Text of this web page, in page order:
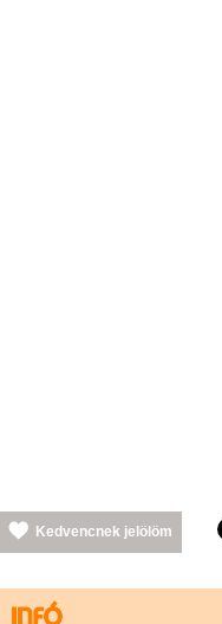
Kedvencnek jelölöm